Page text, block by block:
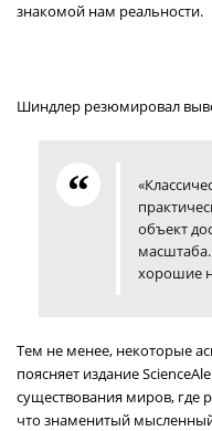
знакомой нам реальности.
Шиндлер резюмировал
объект
хорошие
Тем не менее, некоторые
поясняет издание
существования миров, где
что знаменитый